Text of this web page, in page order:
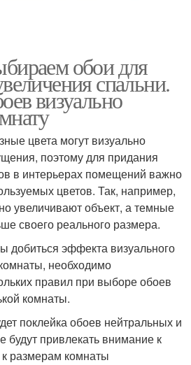
обои для
спальни.
визуально
цвета могут визуально
поэтому для придания
в интерьерах помещений важно
цветов. Так, например,
увеличивают объект, а темные
своего реального размера.
добиться эффекта визуального
необходимо
правил при выборе обоев
комнаты.
поклейка обоев нейтральных и
будут привлекать внимание к
к размерам комнаты